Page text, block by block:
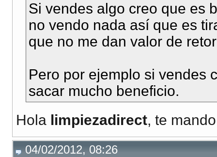
Si vendes algo creo que es
no vendo nada así que es
que no me dan valor de
Pero por ejemplo si vendes
sacar mucho beneficio.
Hola limpiezadirect, te
04/02/2012, 08:26